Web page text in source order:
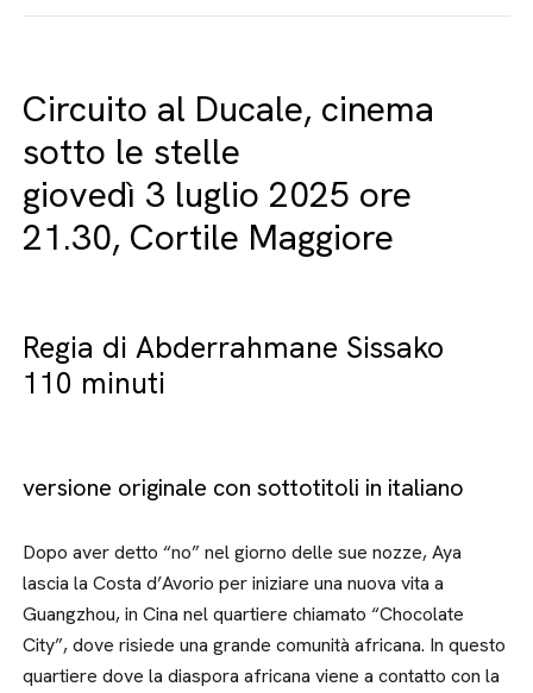
Circuito al Ducale, cinema
sotto le stelle
giovedì 3 luglio 2025 ore
21.30, Cortile Maggiore
Regia di Abderrahmane Sissako
110 minuti
versione originale con sottotitoli in italiano
Dopo aver detto “no” nel giorno delle sue nozze, Aya
lascia la Costa d’Avorio per iniziare una nuova vita a
Guangzhou, in Cina nel quartiere chiamato “Chocolate
City”, dove risiede una grande comunità africana. In questo
quartiere dove la diaspora africana viene a contatto con la